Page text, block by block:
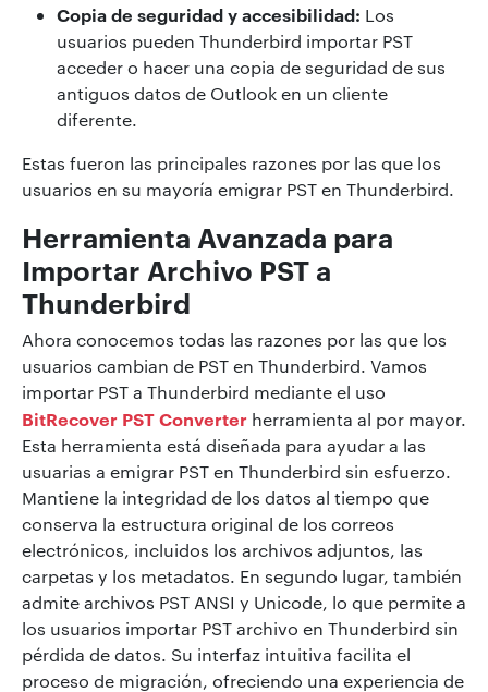
Copia de seguridad y accesibilidad: Los
usuarios pueden Thunderbird importar PST
acceder o hacer una copia de seguridad de sus
antiguos datos de Outlook en un cliente
diferente.
Estas fueron las principales razones por las que los
usuarios en su mayoría emigrar PST en Thunderbird.
Herramienta Avanzada para
Importar Archivo PST a
Thunderbird
Ahora conocemos todas las razones por las que los
usuarios cambian de PST en Thunderbird. Vamos
importar PST a Thunderbird mediante el uso
BitRecover PST Converter herramienta al por mayor.
Esta herramienta está diseñada para ayudar a las
usuarias a emigrar PST en Thunderbird sin esfuerzo.
Mantiene la integridad de los datos al tiempo que
conserva la estructura original de los correos
electrónicos, incluidos los archivos adjuntos, las
carpetas y los metadatos. En segundo lugar, también
admite archivos PST ANSI y Unicode, lo que permite a
los usuarios importar PST archivo en Thunderbird sin
pérdida de datos. Su interfaz intuitiva facilita el
proceso de migración, ofreciendo una experiencia de